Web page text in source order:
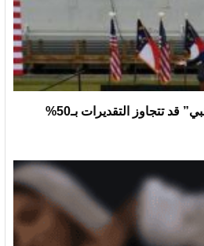
تكلفة “أسطول ترامب الذهبي” قد تتجاوز التقديرات بـ50%